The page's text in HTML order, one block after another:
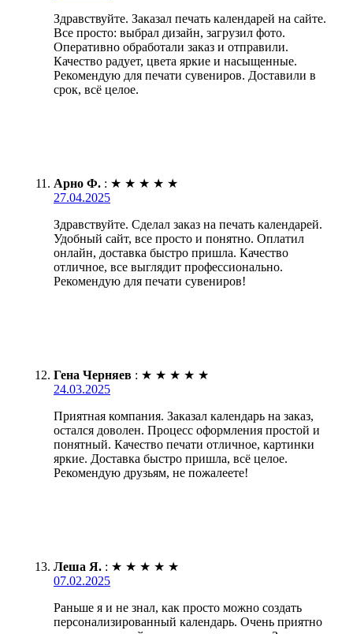
Здравствуйте. Заказал печать календарей на сайте.
Все просто: выбрал дизайн, загрузил фото.
Оперативно обработали заказ и отправили.
Качество радует, цвета яркие и насыщенные.
Рекомендую для печати сувениров. Доставили в
срок, всё целое.
Арно Ф. : ★ ★ ★ ★ ★
27.04.2025
Здравствуйте. Сделал заказ на печать календарей.
Удобный сайт, все просто и понятно. Оплатил
онлайн, доставка быстро пришла. Качество
отличное, все выглядит профессионально.
Рекомендую для печати сувениров!
Гена Черняев : ★ ★ ★ ★ ★
24.03.2025
Приятная компания. Заказал календарь на заказ,
остался доволен. Процесс оформления простой и
понятный. Качество печати отличное, картинки
яркие. Доставка быстро пришла, всё целое.
Рекомендую друзьям, не пожалеете!
Леша Я. : ★ ★ ★ ★ ★
07.02.2025
Раньше я и не знал, как просто можно создать
персонализированный календарь. Очень приятно